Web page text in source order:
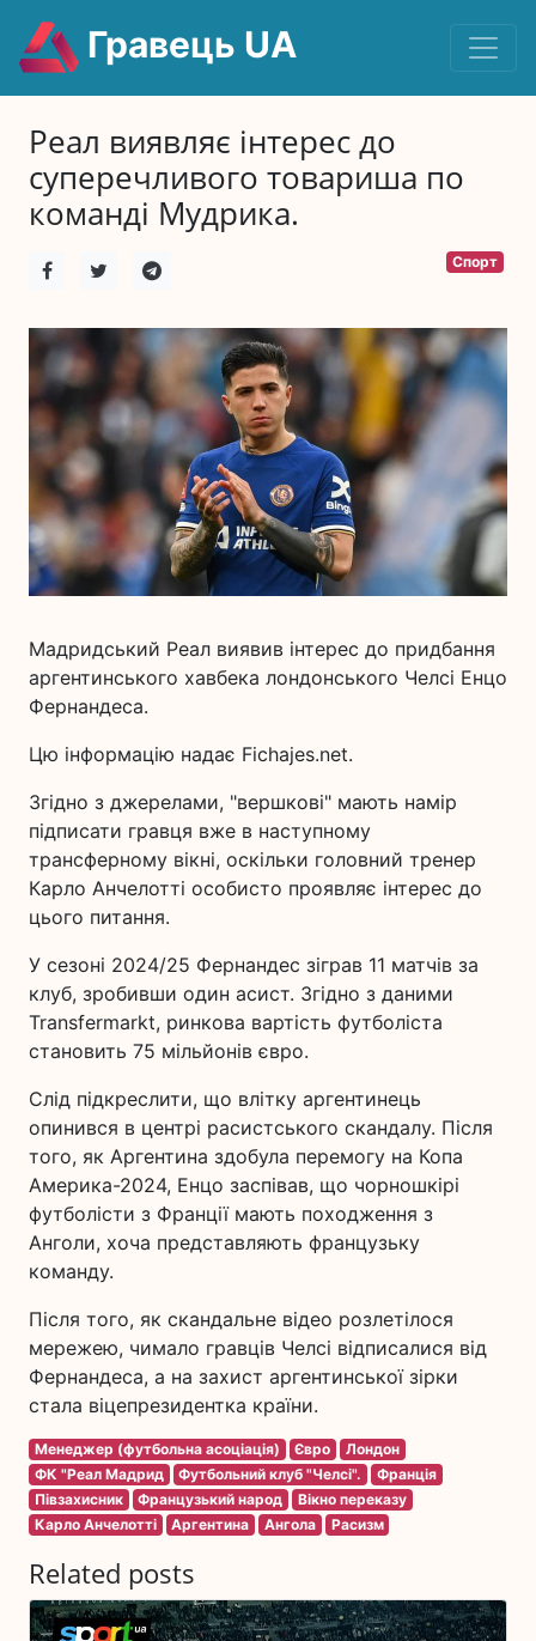
Гравець UA
Реал виявляє інтерес до
суперечливого товариша по
команді Мудрика.
Спорт
Мадридський Реал виявив інтерес до придбання
аргентинського хавбека лондонського Челсі Енцо
Фернандеса.
Цю інформацію надає Fichajes.net.
Згідно з джерелами, "вершкові" мають намір
підписати гравця вже в наступному
трансферному вікні, оскільки головний тренер
Карло Анчелотті особисто проявляє інтерес до
цього питання.
У сезоні 2024/25 Фернандес зіграв 11 матчів за
клуб, зробивши один асист. Згідно з даними
Transfermarkt, ринкова вартість футболіста
становить 75 мільйонів євро.
Слід підкреслити, що влітку аргентинець
опинився в центрі расистського скандалу. Після
того, як Аргентина здобула перемогу на Копа
Америка-2024, Енцо заспівав, що чорношкірі
футболісти з Франції мають походження з
Анголи, хоча представляють французьку
команду.
Після того, як скандальне відео розлетілося
мережею, чимало гравців Челсі відписалися від
Фернандеса, а на захист аргентинської зірки
стала віцепрезидентка країни.
Менеджер (футбольна асоціація) Євро
Лондон
ФК "Реал Мадрид
Футбольний клуб "Челсі".
Франція
Півзахисник
Французький народ
Вікно переказу
Карло Анчелотті
Аргентина Ангола Расизм
Related posts